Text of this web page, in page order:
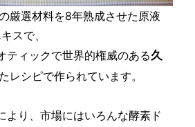
厳選材料を8年熟成させた原液
スで、
ティックで世界的権威のある久
レシピで作られています。
より、市場にはいろんな酵素ド